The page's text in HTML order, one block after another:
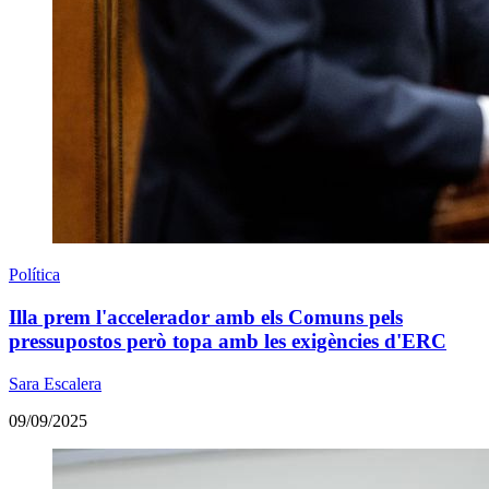
Política
Illa prem l'accelerador amb els Comuns pels
pressupostos però topa amb les exigències d'ERC
Sara Escalera
09/09/2025